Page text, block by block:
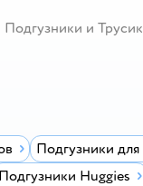
Подгузники и
Подгузники
Подгузники Huggies